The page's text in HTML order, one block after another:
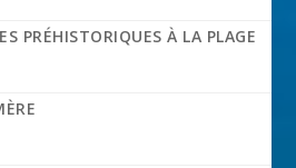
PRÉHISTORIQUES À LA PLAGE